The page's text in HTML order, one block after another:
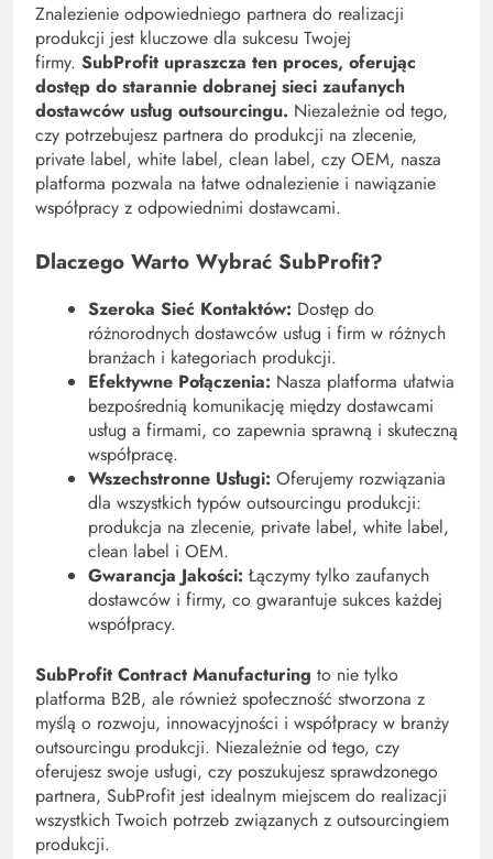
Znalezienie odpowiedniego partnera do realizacji
produkcji jest kluczowe dla sukcesu Twojej
firmy. SubProfit upraszcza ten proces, oferując
dostęp do starannie dobranej sieci zaufanych
dostawców usług outsourcingu. Niezależnie od tego,
czy potrzebujesz partnera do produkcji na zlecenie,
private label, white label, clean label, czy OEM, nasza
platforma pozwala na łatwe odnalezienie i nawiązanie
współpracy z odpowiednimi dostawcami.
Dlaczego Warto Wybrać SubProfit?
Szeroka Sieć Kontaktów: Dostęp do
różnorodnych dostawców usług i firm w różnych
branżach i kategoriach produkcji.
Efektywne Połączenia: Nasza platforma ułatwia
bezpośrednią komunikację między dostawcami
usług a firmami, co zapewnia sprawną i skuteczną
współpracę.
Wszechstronne Usługi: Oferujemy rozwiązania
dla wszystkich typów outsourcingu produkcji:
produkcja na zlecenie, private label, white label,
clean label i OEM.
Gwarancja Jakości: Łączymy tylko zaufanych
dostawców i firmy, co gwarantuje sukces każdej
współpracy.
SubProfit Contract Manufacturing to nie tylko
platforma B2B, ale również społeczność stworzona z
myślą o rozwoju, innowacyjności i współpracy w branży
outsourcingu produkcji. Niezależnie od tego, czy
oferujesz swoje usługi, czy poszukujesz sprawdzonego
partnera, SubProfit jest idealnym miejscem do realizacji
wszystkich Twoich potrzeb związanych z outsourcingiem
produkcji.